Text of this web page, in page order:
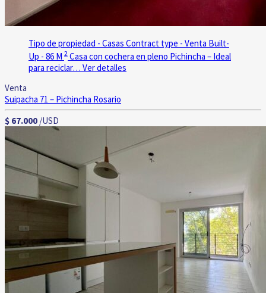
Tipo de propiedad - Casas Contract type - Venta Built-
Up - 86 M 2 Casa con cochera en pleno Pichincha – Ideal
para reciclar… Ver detalles
Venta
Suipacha 71 – Pichincha Rosario
$ 67.000 /USD